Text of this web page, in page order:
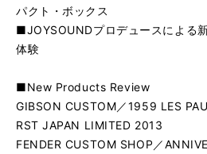
パクト・ボックス
■JOYSOUNDプロデュースによる
体験
■New Products Review
GIBSON CUSTOM／1959 LES
RST JAPAN LIMITED 2013
FENDER CUSTOM SHOP／